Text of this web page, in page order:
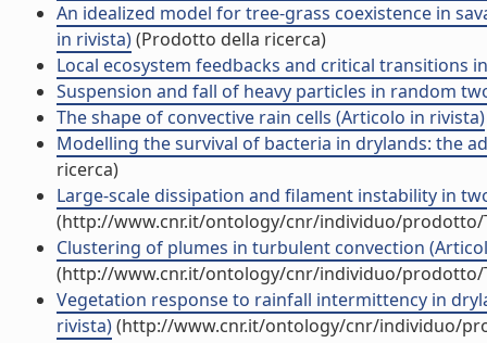
An idealized model for tree-grass coexistence in
in rivista)(Prodotto della ricerca)
Local ecosystem feedbacks and critical transitions
Suspension and fall of heavy particles in random
The shape of convective rain cells (Articolo in rivista)
Modelling the survival of bacteria in drylands: the
ricerca)
Large-scale dissipation and filament instability in
(http://www.cnr.it/ontology/cnr/individuo/prodotto/
Clustering of plumes in turbulent convection
(http://www.cnr.it/ontology/cnr/individuo/prodotto/
Vegetation response to rainfall intermittency in
rivista)(http://www.cnr.it/ontology/cnr/individuo/